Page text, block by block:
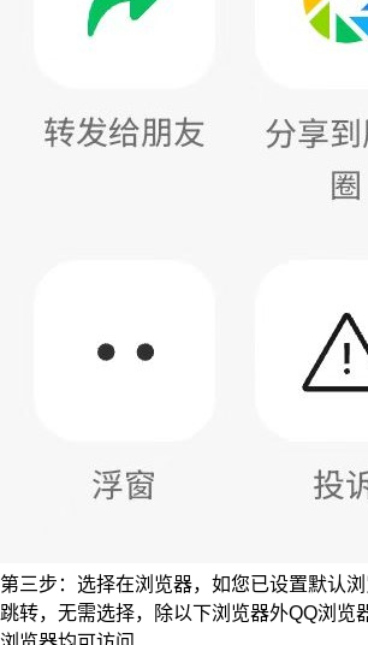
第三步：选择在浏览器，如您已设置默认
跳转，无需选择，除以下浏览器外QQ浏览